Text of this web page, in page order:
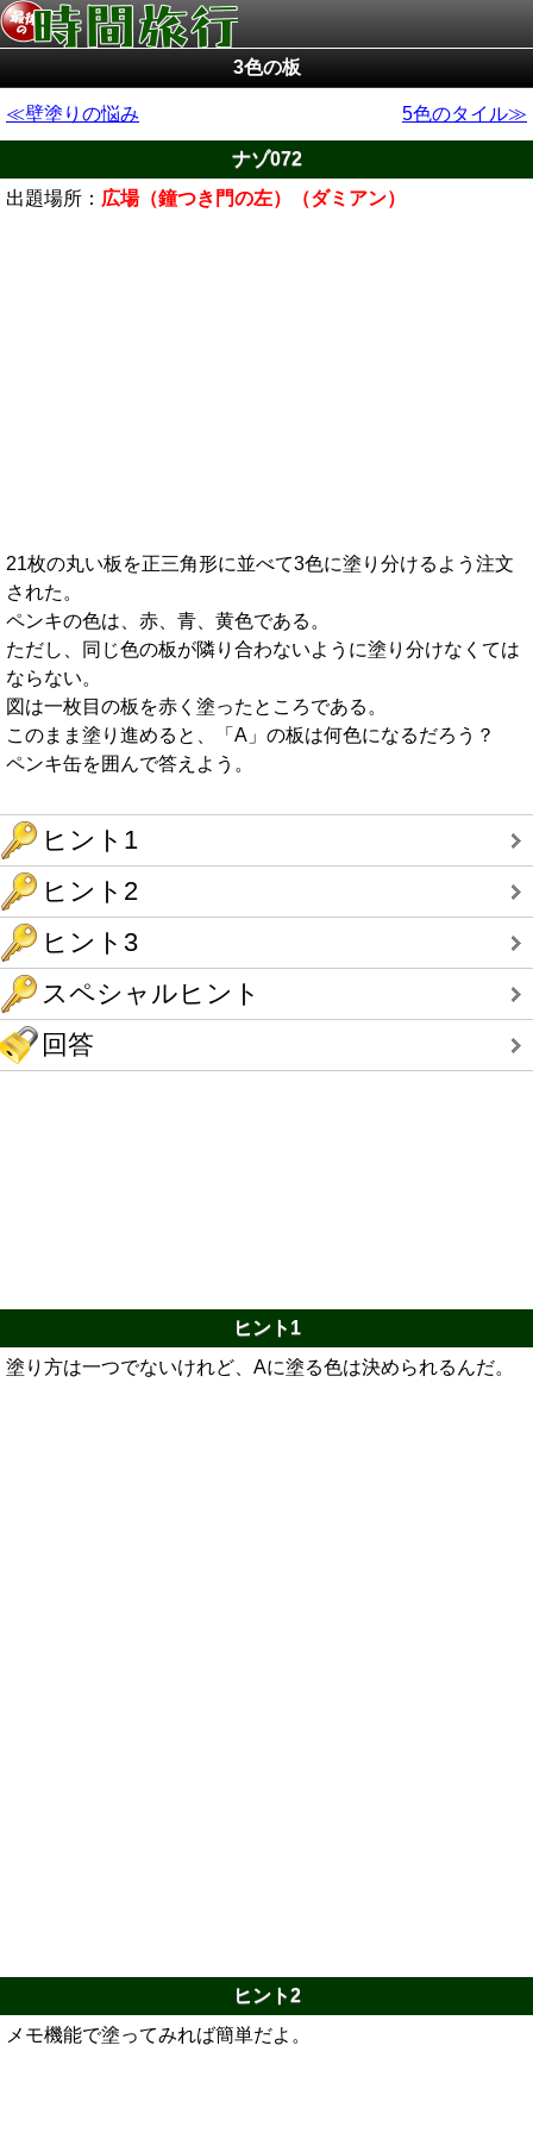
3色の板
壁塗りの悩み 5色のタイル
ナゾ072
出題場所： 広場（鐘つき門の左）（ダミアン）
21枚の丸い板を正三角形に並べて3色に塗り分けるよう注文
された。
ペンキの色は、赤、青、黄色である。
ただし、同じ色の板が隣り合わないように塗り分けなくては
ならない。
図は一枚目の板を赤く塗ったところである。
このまま塗り進めると、「A」の板は何色になるだろう？
ペンキ缶を囲んで答えよう。
ヒント1
ヒント2
ヒント3
スペシャルヒント
回答
ヒント1
塗り方は一つでないけれど、Aに塗る色は決められるんだ。
ヒント2
メモ機能で塗ってみれば簡単だよ。